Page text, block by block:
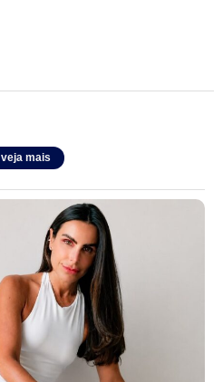
veja mais